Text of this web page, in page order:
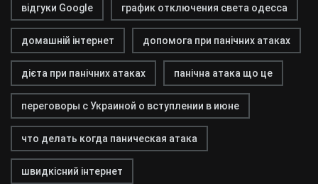
відгуки Google график отключения света одесса
домашній інтернет допомога при панічних атаках
дієта при панічних атаках панічна атака що це
переговоры с Украиной о вступлении в июне
что делать когда паническая атака
швидкісний інтернет